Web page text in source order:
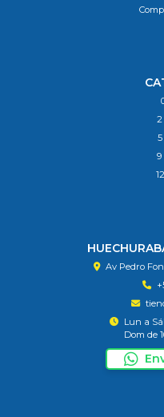
2
9
Av Pedro
Lun a
Dom de